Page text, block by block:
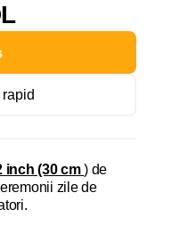
inch (30 cm) de
zile de